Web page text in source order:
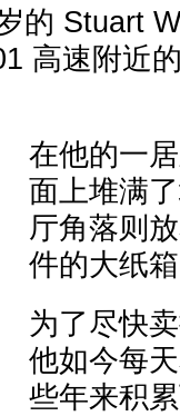
的 Stuart
高速附近
在他的一
面上堆满
厅角落则
件的大纸
为了尽快
他如今每
些年来积